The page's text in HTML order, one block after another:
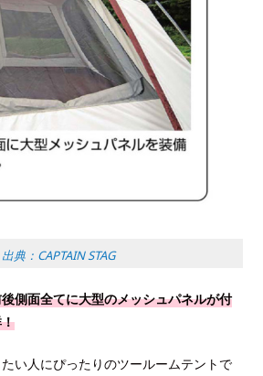
出典：CAPTAIN STAG
側面全てに大型のメッシュパネルが付
い人にぴったりのツールームテントで